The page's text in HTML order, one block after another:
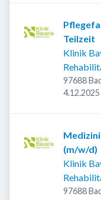
Teilzeit
Klinik
97688
4.12.2025
(m/w/d)
Klinik
97688